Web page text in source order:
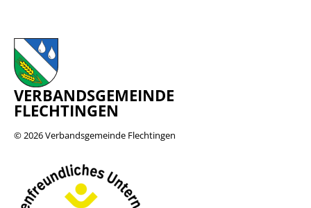
VERBANDSGEMEINDE
FLECHTINGEN
© 2026Verbandsgemeinde Flechtingen